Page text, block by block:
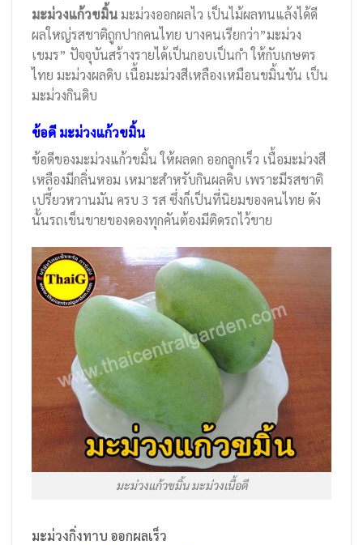
มะม่วงแก้วขมิ้นมะม่วงออกผลไว เป็นไม้ผลทนแล้งได้ดี
ผลใหญ่รสชาติถูกปากคนไทย บางคนเรียกว่า”มะม่วง
เขมร” ปัจจุบันสร้างรายได้เป็นกอบเป็นกำ ให้กับเกษตร
ไทย มะม่วงผลดิบ เนื้อมะม่วงสีเหลืองเหมือนขมิ้นชัน เป็น
มะม่วงกินดิบ
ข้อดี มะม่วงแก้วขมิ้น
ข้อดีของมะม่วงแก้วขมิ้น ให้ผลดก ออกลูกเร็ว เนื้อมะม่วงสี
เหลืองมีกลิ่นหอม เหมาะสำหรับกินผลดิบ เพราะมีรสชาติ
เปรี้ยวหวานมัน ครบ 3 รส ซึ่งก็เป็นที่นิยมของคนไทย ดัง
นั้นรถเข็นขายของดองทุกคันต้องมีติดรถไว้ขาย
มะม่วงแก้วขมิ้น มะม่วงเนื้อดี
มะม่วงกิ่งทาบ ออกผลเร็ว